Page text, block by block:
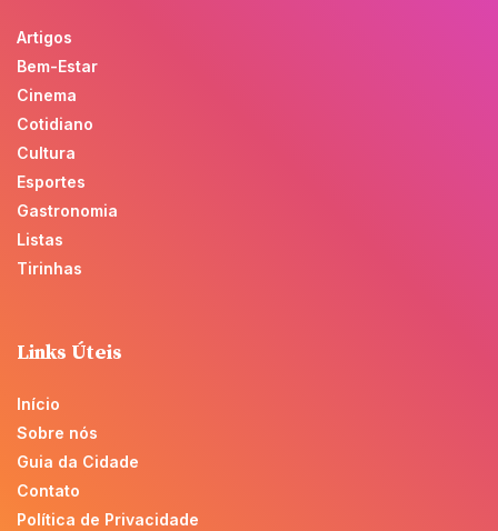
Artigos
Bem-Estar
Cinema
Cotidiano
Cultura
Esportes
Gastronomia
Listas
Tirinhas
Links Úteis
Início
Sobre nós
Guia da Cidade
Contato
Política de Privacidade